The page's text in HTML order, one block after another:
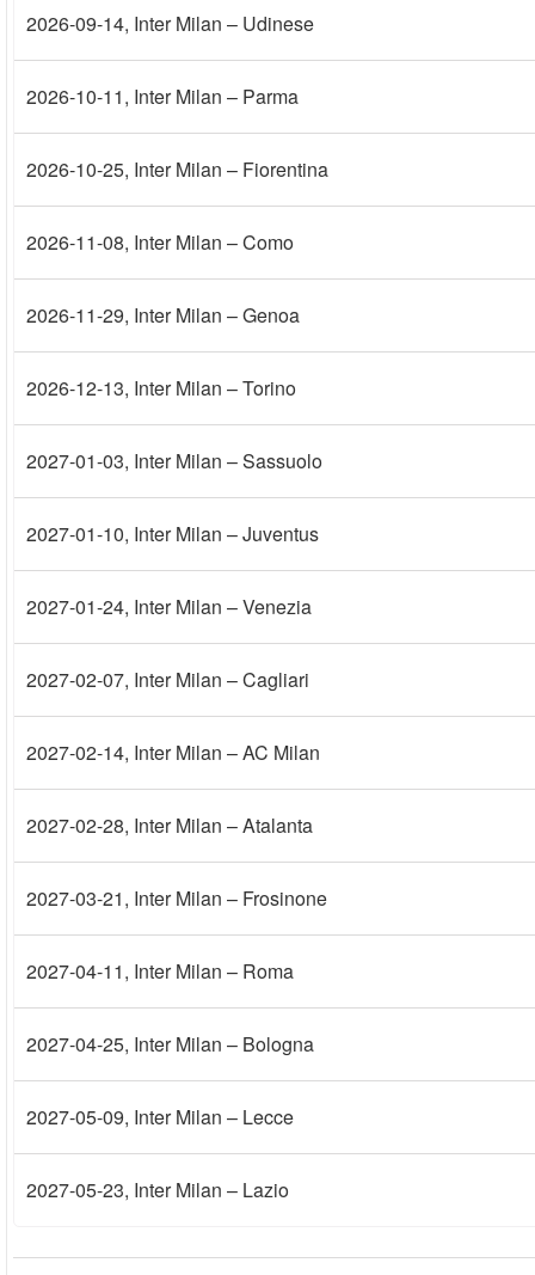
2026-09-14, Inter Milan – Udinese
2026-10-11, Inter Milan – Parma
2026-10-25, Inter Milan – Fiorentina
2026-11-08, Inter Milan – Como
2026-11-29, Inter Milan – Genoa
2026-12-13, Inter Milan – Torino
2027-01-03, Inter Milan – Sassuolo
2027-01-10, Inter Milan – Juventus
2027-01-24, Inter Milan – Venezia
2027-02-07, Inter Milan – Cagliari
2027-02-14, Inter Milan – AC Milan
2027-02-28, Inter Milan – Atalanta
2027-03-21, Inter Milan – Frosinone
2027-04-11, Inter Milan – Roma
2027-04-25, Inter Milan – Bologna
2027-05-09, Inter Milan – Lecce
2027-05-23, Inter Milan – Lazio